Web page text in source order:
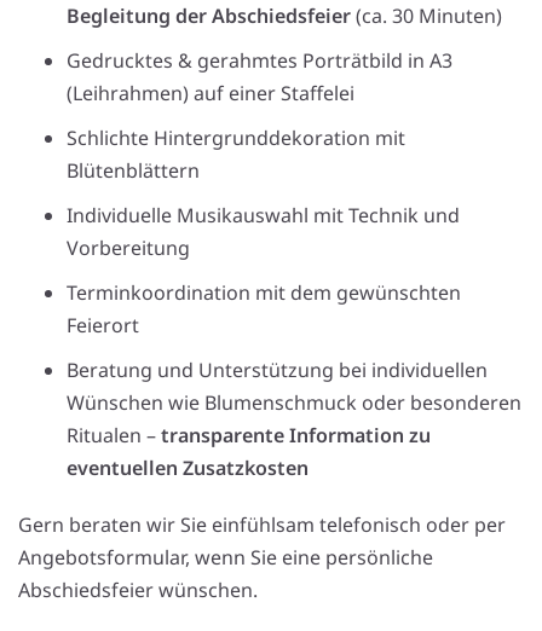
Begleitung der Abschiedsfeier(ca. 30 Minuten)
Gedrucktes & gerahmtes Porträtbild in A3
(Leihrahmen) auf einer Staffelei
Schlichte Hintergrunddekoration mit
Blütenblättern
Individuelle Musikauswahl mit Technik und
Vorbereitung
Terminkoordination mit dem gewünschten
Feierort
Beratung und Unterstützung bei individuellen
Wünschen wie Blumenschmuck oder besonderen
Ritualen –transparente Information zu
eventuellen Zusatzkosten
Gern beraten wir Sie einfühlsam telefonisch oder per
Angebotsformular, wenn Sie eine persönliche
Abschiedsfeier wünschen.